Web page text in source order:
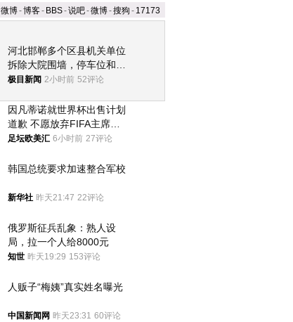
微博-博客- BBS-说吧-微博-搜狗 - 17173
河北邯郸多个区县机关单位
拆除大院围墙，停车位和厕
所免费开放，当地多部门回
极目新闻 2小时前 52评论
因凡蒂诺就世界杯出售计划
道歉 不愿放弃FIFA主席职
位
足坛欧美汇 6小时前 27评论
韩国总统要求加速整合军校
新华社 昨天21:47 22评论
俄罗斯征兵乱象：熟人设
局，拉一个人给8000元
知世 昨天19:29 153评论
人贩子“梅姨”真实姓名曝光
中国新闻网 昨天23:31 60评论